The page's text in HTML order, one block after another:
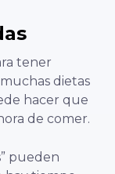
tener
dietas
hacer que
de comer.
pueden